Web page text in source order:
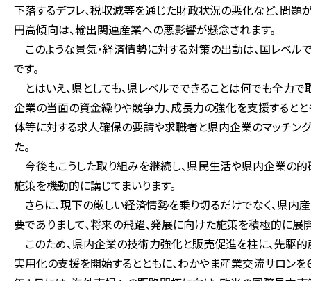
下落するデフレ、税収減等を通じた財政状況の悪化など、問題
円高傾向は、輸出関連産業への悪影響が懸念されます。
このような景気・経済情勢に対する対策の出動は、国レベル
です。
とはいえ、県としても、県レベルでできることは何でも全力
企業の当面の資金繰りや競争力、成長力の強化を支援すると
体等に対する求人確保の要請や求職者と県内企業のマッチン
た。
今後もこうした取り組みを継続し、県民生活や県内企業の
施策を機動的に講じてまいります。
さらに、現下の厳しい経済情勢を乗り切るだけでなく、県内
要でありまして、将来の飛躍、発展に向けた施策を積極的に展
このため、県内企業の技術力強化と販売促進を柱に、先駆
実用化の支援を開始するとともに、わかやま産業交流サロンを